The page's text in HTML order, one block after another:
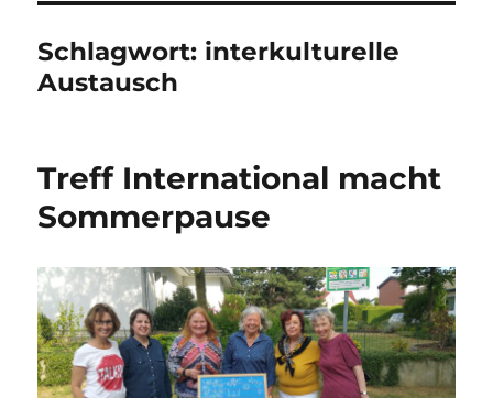
Schlagwort: interkulturelle
Austausch
Treff International macht
Sommerpause